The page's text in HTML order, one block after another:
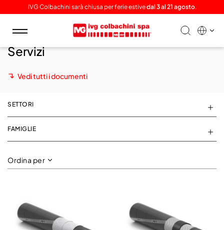
IVG Colbachini sarà chiusa per ferie estivedal 3 al 21 agosto.
Toggle
navigation
Servizi
Vedi tutti i documenti
SETTORI
FAMIGLIE
Ordina per